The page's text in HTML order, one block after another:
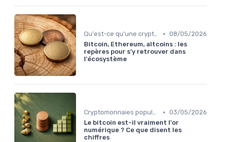
Qu'est-ce qu'une cryptomonnaie? • 08/05/2026
Bitcoin, Ethereum, altcoins : les
repères pour s'y retrouver dans
l'écosystème
Cryptomonnaies populaires • 03/05/2026
Le bitcoin est-il vraiment l'or
numérique ? Ce que disent les
chiffres